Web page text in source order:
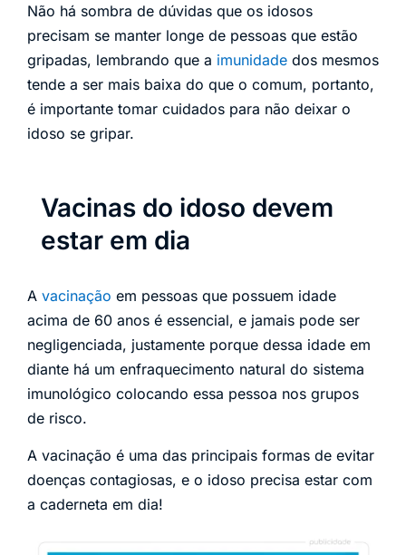
Não há sombra de dúvidas que os idosos
precisam se manter longe de pessoas que estão
gripadas, lembrando que a imunidade dos mesmos
tende a ser mais baixa do que o comum, portanto,
é importante tomar cuidados para não deixar o
idoso se gripar.
Vacinas do idoso devem
estar em dia
A vacinação em pessoas que possuem idade
acima de 60 anos é essencial, e jamais pode ser
negligenciada, justamente porque dessa idade em
diante há um enfraquecimento natural do sistema
imunológico colocando essa pessoa nos grupos
de risco.
A vacinação é uma das principais formas de evitar
doenças contagiosas, e o idoso precisa estar com
a caderneta em dia!